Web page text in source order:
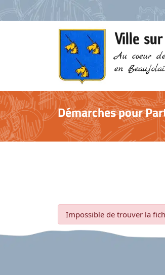
Ville
Au coeur
en
Démarches pour
Impossible de trouver la